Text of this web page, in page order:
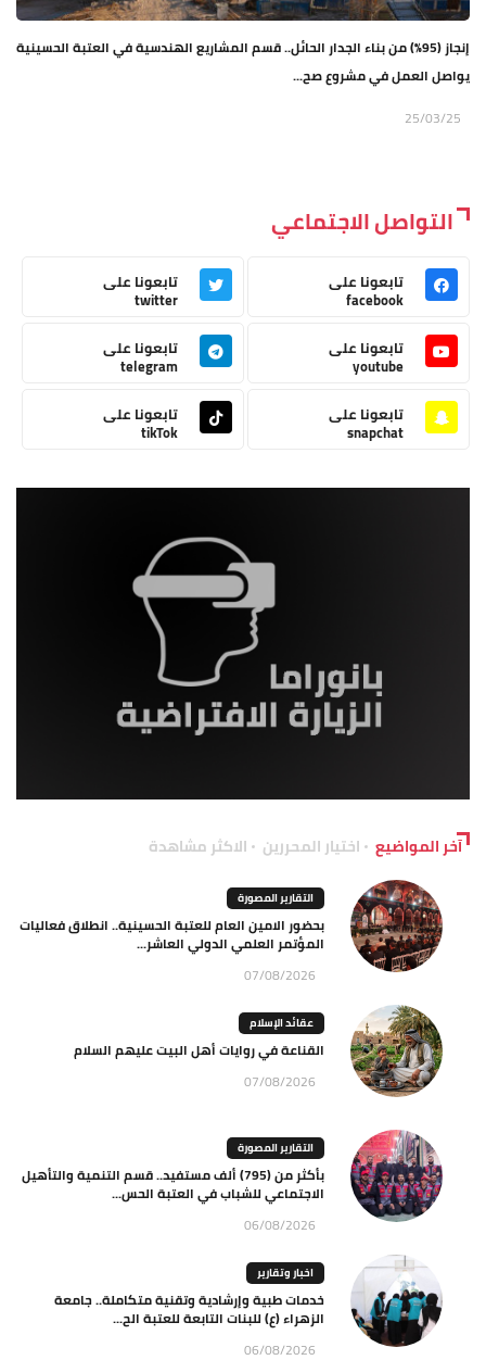
إنجاز (95%) من بناء الجدار الحائل.. قسم المشاريع الهندسية في العتبة الحسينية
يواصل العمل في مشروع صح...
25/03/25
التواصل الاجتماعي
تابعونا على
facebook
تابعونا على
twitter
تابعونا على
youtube
تابعونا على
telegram
تابعونا على
snapchat
تابعونا على
tikTok
آخر المواضيع اختيار المحررين الاكثر مشاهدة
التقارير المصورة
بحضور الامين العام للعتبة الحسينية.. انطلاق فعاليات
المؤتمر العلمي الدولي العاشر...
07/08/2026
عقائد الإسلام
القناعة في روايات أهل البيت عليهم السلام
07/08/2026
التقارير المصورة
بأكثر من (795) ألف مستفيد.. قسم التنمية والتأهيل
الاجتماعي للشباب في العتبة الحس...
06/08/2026
اخبار وتقارير
خدمات طبية وإرشادية وتقنية متكاملة.. جامعة
الزهراء (ع) للبنات التابعة للعتبة الح...
06/08/2026